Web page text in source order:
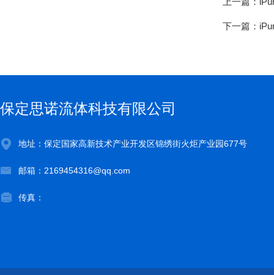
下一篇：
保定思诺流体科技有限公司
地址：保定国家高新技术产业开发区锦绣街火炬产业园677号
邮箱：2169454316@qq.com
传真：